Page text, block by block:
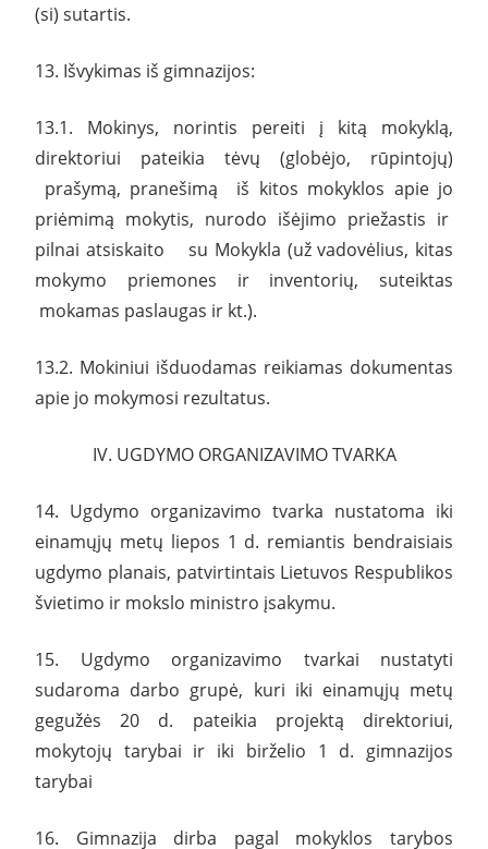
(si) sutartis.
13. Išvykimas iš gimnazijos:
13.1. Mokinys, norintis pereiti į kitą mokyklą,
direktoriui pateikia tėvų (globėjo, rūpintojų)
prašymą, pranešimą iš kitos mokyklos apie jo
priėmimą mokytis, nurodo išėjimo priežastis ir
pilnai atsiskaito su Mokykla (už vadovėlius, kitas
mokymo priemones ir inventorių, suteiktas
mokamas paslaugas ir kt.).
13.2. Mokiniui išduodamas reikiamas dokumentas
apie jo mokymosi rezultatus.
IV. UGDYMO ORGANIZAVIMO TVARKA
14. Ugdymo organizavimo tvarka nustatoma iki
einamųjų metų liepos 1 d. remiantis bendraisiais
ugdymo planais, patvirtintais Lietuvos Respublikos
švietimo ir mokslo ministro įsakymu.
15. Ugdymo organizavimo tvarkai nustatyti
sudaroma darbo grupė, kuri iki einamųjų metų
gegužės 20 d. pateikia projektą direktoriui,
mokytojų tarybai ir iki birželio 1 d. gimnazijos
tarybai
16. Gimnazija dirba pagal mokyklos tarybos